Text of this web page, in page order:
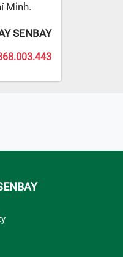
Minh.
SENBAY